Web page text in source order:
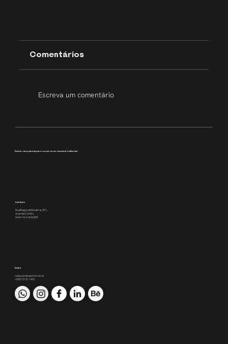
Comentários
Escreva um comentário
Conheça como podemos apoiar a execução da sua comunicação institucional
Localização
Rua Borges de Medeiros, 391,
2o andar, Centro,
Santa Cruz do Sul/RS
Contato
nakao@nakaomkt.com.br
+55 51 3121-1470